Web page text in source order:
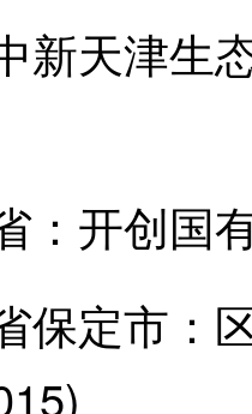
天津生态
开创国
定市：区